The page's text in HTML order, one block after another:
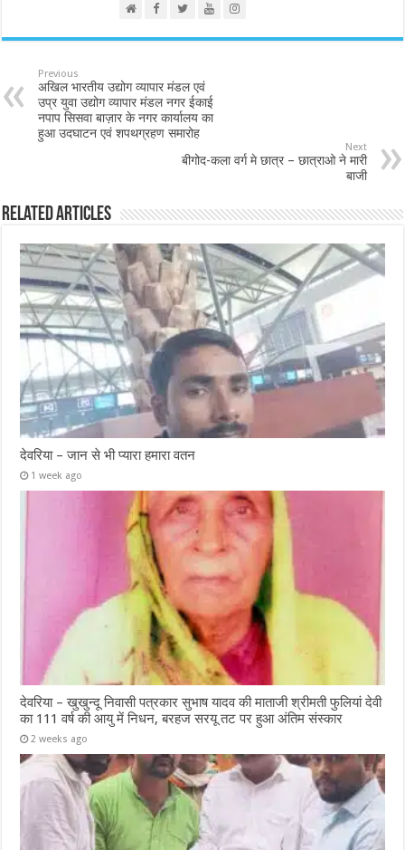
Previous
अखिल भारतीय उद्योग व्यापार मंडल एवं
उप्र युवा उद्योग व्यापार मंडल नगर ईकाई
नपाप सिसवा बाज़ार के नगर कार्यालय का
हुआ उदघाटन एवं शपथग्रहण समारोह
Next
बीगोद-कला वर्ग मे छात्र – छात्राओ ने मारी
बाजी
Related Articles
देवरिया – जान से भी प्यारा हमारा वतन
1 week ago
देवरिया – खुखुन्दू निवासी पत्रकार सुभाष यादव की माताजी श्रीमती फुलियां देवी
का 111 वर्ष की आयु में निधन, बरहज सरयू तट पर हुआ अंतिम संस्कार
2 weeks ago